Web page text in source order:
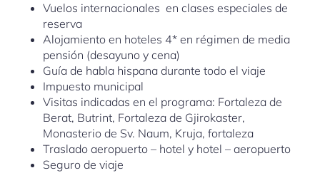
Vuelos internacionales en clases especiales de
reserva
Alojamiento en hoteles 4* en régimen de media
pensión (desayuno y cena)
Guía de habla hispana durante todo el viaje
Impuesto municipal
Visitas indicadas en el programa: Fortaleza de
Berat, Butrint, Fortaleza de Gjirokaster,
Monasterio de Sv. Naum, Kruja, fortaleza
Traslado aeropuerto – hotel y hotel – aeropuerto
Seguro de viaje